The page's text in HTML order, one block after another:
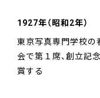
1927年（昭和2年）
東京写真専門学校の
会で第１席、創立記
賞する